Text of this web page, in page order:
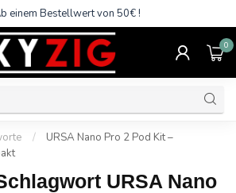
einem Bestellwert von 50€ !
0
/
URSA Nano Pro 2 Pod Kit –
URSA Nano